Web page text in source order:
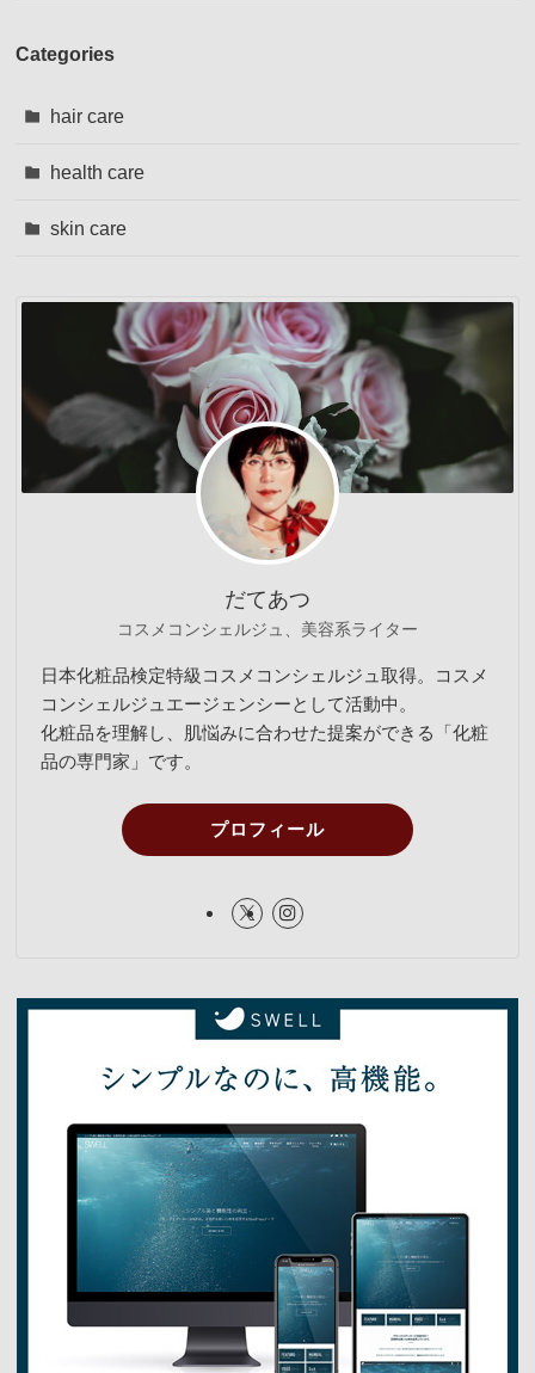
Categories
hair care
health care
skin care
だてあつ
コスメコンシェルジュ、美容系ライター
日本化粧品検定特級コスメコンシェルジュ取得。コスメ
コンシェルジュエージェンシーとして活動中。
化粧品を理解し、肌悩みに合わせた提案ができる「化粧
品の専門家」です。
プロフィール